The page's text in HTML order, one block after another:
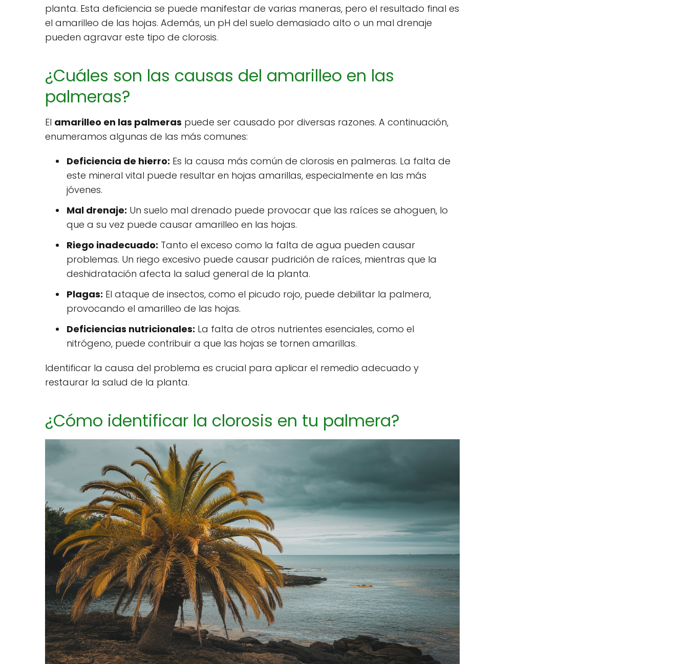
planta. Esta deficiencia se puede manifestar de varias maneras, pero el resultado final es
el amarilleo de las hojas. Además, un pH del suelo demasiado alto o un mal drenaje
pueden agravar este tipo de clorosis.
¿Cuáles son las causas del amarilleo en las
palmeras?
El amarilleo en las palmeras puede ser causado por diversas razones. A continuación,
enumeramos algunas de las más comunes:
Deficiencia de hierro: Es la causa más común de clorosis en palmeras. La falta de
este mineral vital puede resultar en hojas amarillas, especialmente en las más
jóvenes.
Mal drenaje: Un suelo mal drenado puede provocar que las raíces se ahoguen, lo
que a su vez puede causar amarilleo en las hojas.
Riego inadecuado: Tanto el exceso como la falta de agua pueden causar
problemas. Un riego excesivo puede causar pudrición de raíces, mientras que la
deshidratación afecta la salud general de la planta.
Plagas: El ataque de insectos, como el picudo rojo, puede debilitar la palmera,
provocando el amarilleo de las hojas.
Deficiencias nutricionales: La falta de otros nutrientes esenciales, como el
nitrógeno, puede contribuir a que las hojas se tornen amarillas.
Identificar la causa del problema es crucial para aplicar el remedio adecuado y
restaurar la salud de la planta.
¿Cómo identificar la clorosis en tu palmera?